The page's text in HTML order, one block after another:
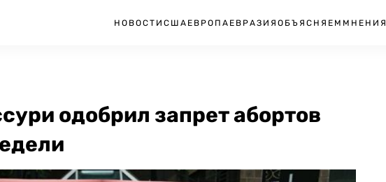
НОВОСТИ США ЕВРОПА ЕВРАЗИЯ ОБЪЯСНЯЕМ МНЕНИЯ
одобрил запрет абортов